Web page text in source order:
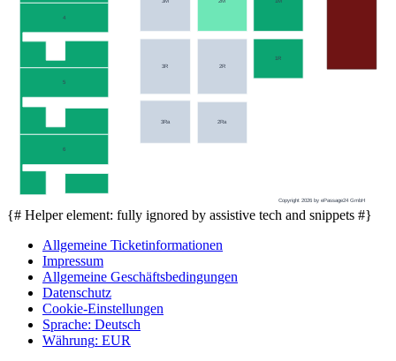
4
5
6
1R
2R
3R
2Ra
3Ra
Copyright 2026 by ePassage24 GmbH
{# Helper element: fully ignored by assistive tech and snippets #}
Allgemeine Ticketinformationen
Impressum
Allgemeine Geschäftsbedingungen
Datenschutz
Cookie-Einstellungen
Sprache: Deutsch
Währung: EUR